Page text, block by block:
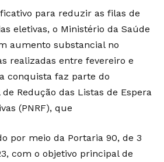
para reduzir as filas de
eletivas, o Ministério da Saúde
aumento substancial no
realizadas entre fevereiro e
conquista faz parte do
Redução das Listas de Espera
(PNRF), que
por meio da Portaria 90, de 3
com o objetivo principal de